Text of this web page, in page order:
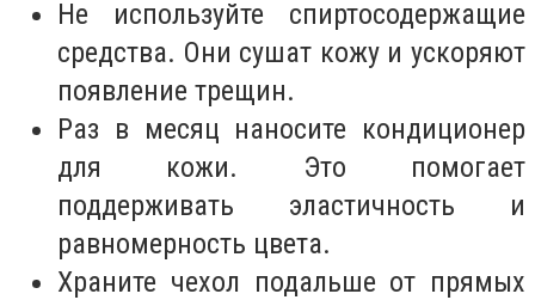
Не используйте спиртосодержащие
средства. Они сушат кожу и ускоряют
появление трещин.
Раз в месяц наносите кондиционер
для кожи. Это помогает
поддерживать эластичность и
равномерность цвета.
Храните чехол подальше от прямых